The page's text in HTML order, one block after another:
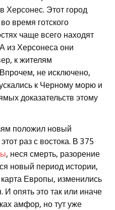
Херсонес. Этот город
время готского
чаще всего находят
из Херсонеса они
к жителям
не исключено,
к Черному морю и
доказательств этому
положил новый
раз с востока. В 375
, неся смерть, разорение
новый период истории,
Европы, изменились
опять это так или иначе
амфор, но тут уже